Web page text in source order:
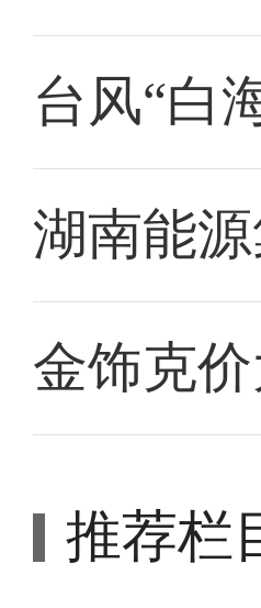
台风“白
湖南能
金饰克
推荐栏